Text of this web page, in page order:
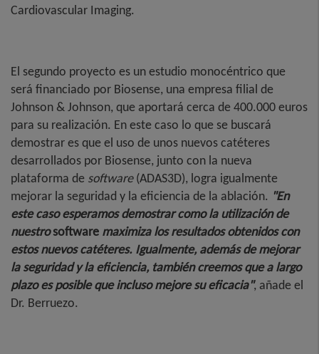
Cardiovascular Imaging.
El segundo proyecto es un estudio monocéntrico que
será financiado por Biosense, una empresa filial de
Johnson & Johnson, que aportará cerca de 400.000 euros
para su realización. En este caso lo que se buscará
demostrar es que el uso de unos nuevos catéteres
desarrollados por Biosense, junto con la nueva
plataforma de software(ADAS3D), logra igualmente
mejorar la seguridad y la eficiencia de la ablación. "En
este caso esperamos demostrar como la utilización de
nuestrosoftware maximiza los resultados obtenidos con
estos nuevos catéteres. Igualmente, además de mejorar
la seguridad y la eficiencia, también creemos que a largo
plazo es posible que incluso mejore su eficacia", añade el
Dr. Berruezo.